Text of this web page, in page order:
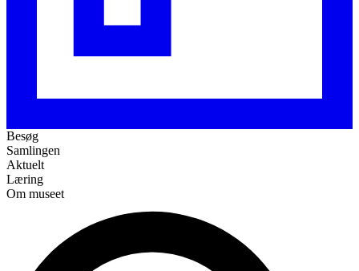
Besøg
Samlingen
Aktuelt
Læring
Om museet